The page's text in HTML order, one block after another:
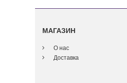
МАГАЗИН
О нас
Доставка